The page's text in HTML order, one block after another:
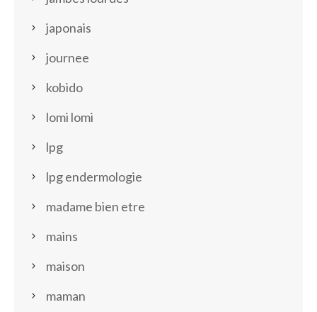
japonais
journee
kobido
lomi lomi
lpg
lpg endermologie
madame bien etre
mains
maison
maman